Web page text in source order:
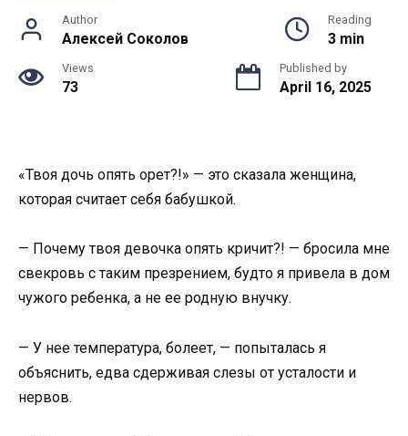
Author
Алексей Соколов
Reading
3 min
Views
73
Published by
April 16, 2025
«Твоя дочь опять орет?!» — это сказала женщина,
которая считает себя бабушкой.
— Почему твоя девочка опять кричит?! — бросила мне
свекровь с таким презрением, будто я привела в дом
чужого ребенка, а не ее родную внучку.
— У нее температура, болеет, — попыталась я
объяснить, едва сдерживая слезы от усталости и
нервов.